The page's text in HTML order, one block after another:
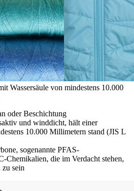
Wassersäule von mindestens 10.000
oder Beschichtung
und winddicht, hält einer
10.000 Millimetern stand (JIS L
sogenannte PFAS-
Chemikalien, die im Verdacht stehen,
zu sein